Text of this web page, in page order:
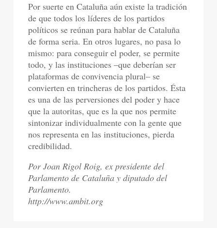
Por suerte en Cataluña aún existe la tradición
de que todos los líderes de los partidos
políticos se reúnan para hablar de Cataluña
de forma seria. En otros lugares, no pasa lo
mismo: para conseguir el poder, se permite
todo, y las instituciones –que deberían ser
plataformas de convivencia plural– se
convierten en trincheras de los partidos. Ésta
es una de las perversiones del poder y hace
que la autoritas, que es la que nos permite
sintonizar individualmente con la gente que
nos representa en las instituciones, pierda
credibilidad.
Por Joan Rigol Roig, ex presidente del
Parlamento de Cataluña y diputado del
Parlamento.
http://www.ambit.org